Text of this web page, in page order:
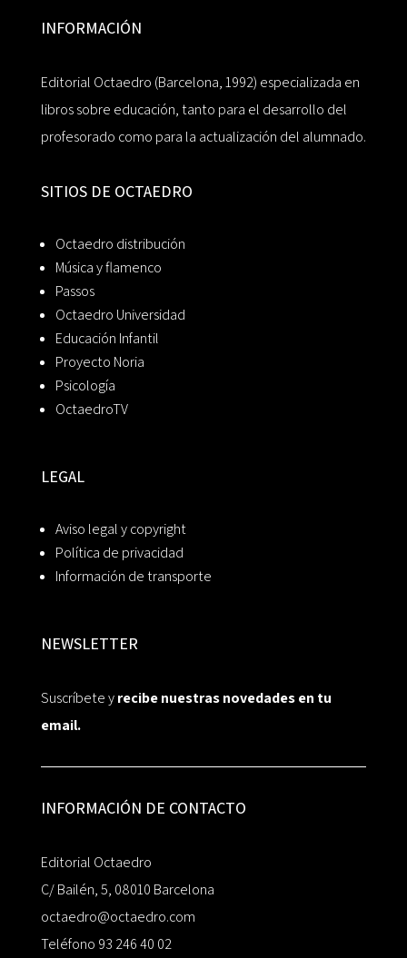
INFORMACIÓN
Editorial Octaedro (Barcelona, 1992) especializada en
libros sobre educación, tanto para el desarrollo del
profesorado como para la actualización del alumnado.
SITIOS DE OCTAEDRO
Octaedro distribución
Música y flamenco
Passos
Octaedro Universidad
Educación Infantil
Proyecto Noria
Psicología
OctaedroTV
LEGAL
Aviso legal y copyright
Política de privacidad
Información de transporte
NEWSLETTER
Suscríbete yrecibe nuestras novedades en tu
email.
INFORMACIÓN DE CONTACTO
Editorial Octaedro
C/ Bailén, 5, 08010 Barcelona
octaedro@octaedro.com
Teléfono 93 246 40 02